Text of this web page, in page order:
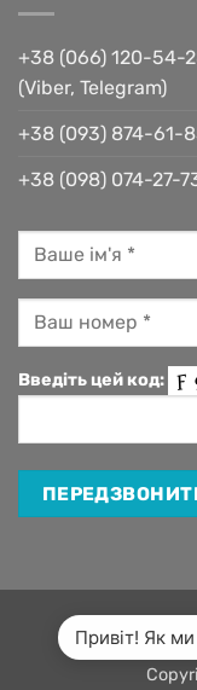
Привіт! Як
+38 (066) 120-54-
(Viber, Telegram)
+38 (093) 874-61-
+38 (098) 074-27-
Введіть цей код: